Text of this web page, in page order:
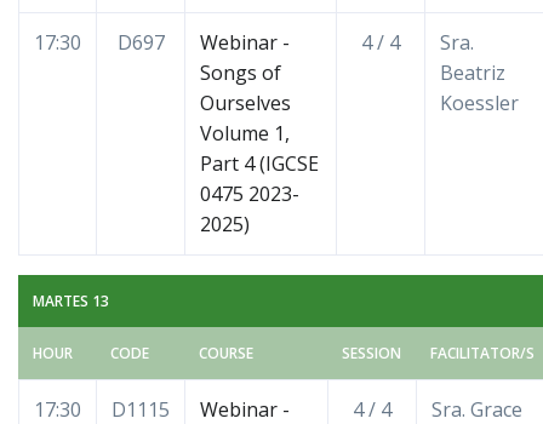
17:30 D697
Webinar -
Songs of
Ourselves
Volume 1,
Part 4 (IGCSE
0475 2023-
2025)
4 / 4
Sra.
Beatriz
Koessler
MARTES 13
HOUR CODE COURSE SESSION FACILITATOR/S
17:30 D1115
Webinar -
4 / 4
Sra. Grace